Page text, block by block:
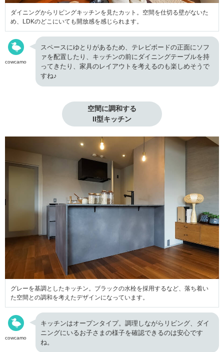
ダイニングからリビングキッチンを見たカット。空間を仕切る壁がないた
め、LDKのどこにいても開放感を感じられます。
cowcamo
スペースにゆとりがあるため、テレビボードの正面にソフ
ァを配置したり、キッチンの前にダイニングテーブルを持
ってきたり、家具のレイアウトを考えるのも楽しめそうで
すね♪
空間に調和する
II型キッチン
グレーを基調としたキッチン。ブラックの水栓を採用するなど、落ち着い
た空間との調和を考えたデザインになっています。
cowcamo
キッチンはオープンタイプ。調理しながらリビング、ダイ
ニングにいるお子さまの様子を確認できるのは安心です
ね。